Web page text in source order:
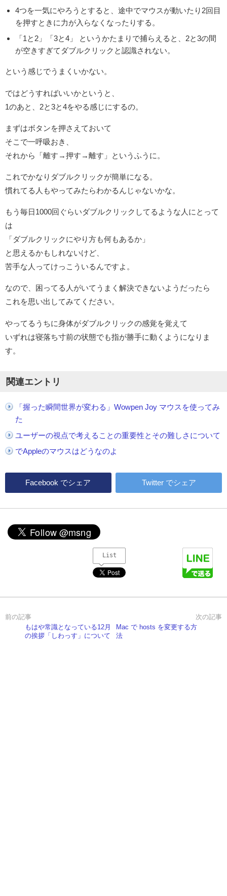
4つを一気にやろうとすると、途中でマウスが動いたり2回目
を押すときに力が入らなくなったりする。
「1と2」「3と4」 というかたまりで捕らえると、2と3の間
が空きすぎてダブルクリックと認識されない。
という感じでうまくいかない。
ではどうすればいいかというと、
1のあと、2と3と4をやる感じにするの。
まずはボタンを押さえておいて
そこで一呼吸おき、
それから「離す→押す→離す」というふうに。
これでかなりダブルクリックが簡単になる。
慣れてる人もやってみたらわかるんじゃないかな。
もう毎日1000回ぐらいダブルクリックしてるような人にとって
は
「ダブルクリックにやり方も何もあるか」
と思えるかもしれないけど、
苦手な人ってけっこういるんですよ。
なので、困ってる人がいてうまく解決できないようだったら
これを思い出してみてください。
やってるうちに身体がダブルクリックの感覚を覚えて
いずれは寝落ち寸前の状態でも指が勝手に動くようになりま
す。
関連エントリ
「握った瞬間世界が変わる」Wowpen Joy マウスを使ってみ
た
ユーザーの視点で考えることの重要性とその難しさについて
でAppleのマウスはどうなのよ
Facebook でシェア Twitterでシェア
List
もはや常識となっている12月
の挨拶「しわっす」について
Mac で hosts を変更する方
法